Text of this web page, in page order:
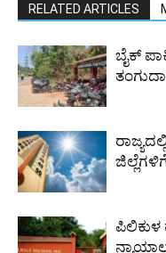
RELATED ARTICLES
ಬೈಕ್
ಪಿಲಿಕುಳ